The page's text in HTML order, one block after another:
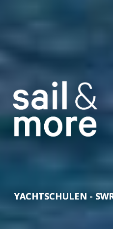
YACHTSCHULEN -